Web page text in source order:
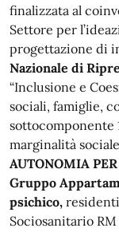
finalizzata al
Settore per
progettazione di
Nazionale di
“Inclusione e
sociali, famiglie,
sottocomponente
marginalità
AUTONOMIA
Gruppo
psichico,
Sociosanitario RM